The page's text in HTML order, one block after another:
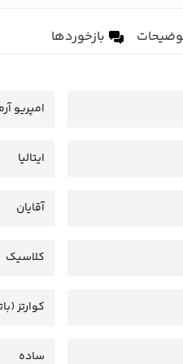
بازخوردها
امپریو
ایتالیا
آقایان
کلاسیک
کوارتز
ساده